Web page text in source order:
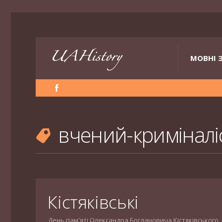
МОВНІ
вчений-
Кістяківські
День пам'яті Олександра Богдановича Кістяківського